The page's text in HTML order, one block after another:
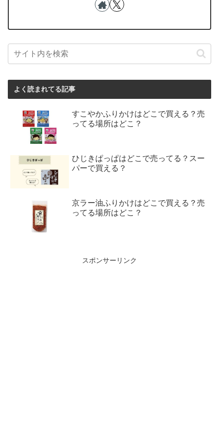
よく読まれてる記事
すこやかふりかけはどこで買える？売
ってる場所はどこ？
ひじきぱっぱはどこで売ってる？スー
パーで買える？
京ラー油ふりかけはどこで買える？売
ってる場所はどこ？
スポンサーリンク